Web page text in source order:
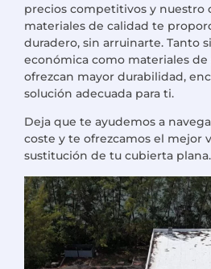
precios competitivos y nuestro
materiales de calidad te
duradero, sin arruinarte. Tanto
económica como materiales de
ofrezcan mayor durabilidad,
solución adecuada para ti.
Deja que te ayudemos a
coste y te ofrezcamos el mejor
sustitución de tu cubierta plana.